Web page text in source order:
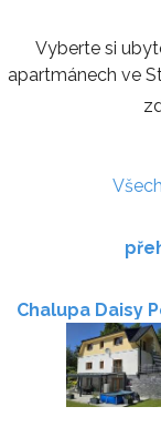
Vyberte si
apartmánech ve
Chalupa Daisy